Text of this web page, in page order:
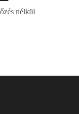
nélkül